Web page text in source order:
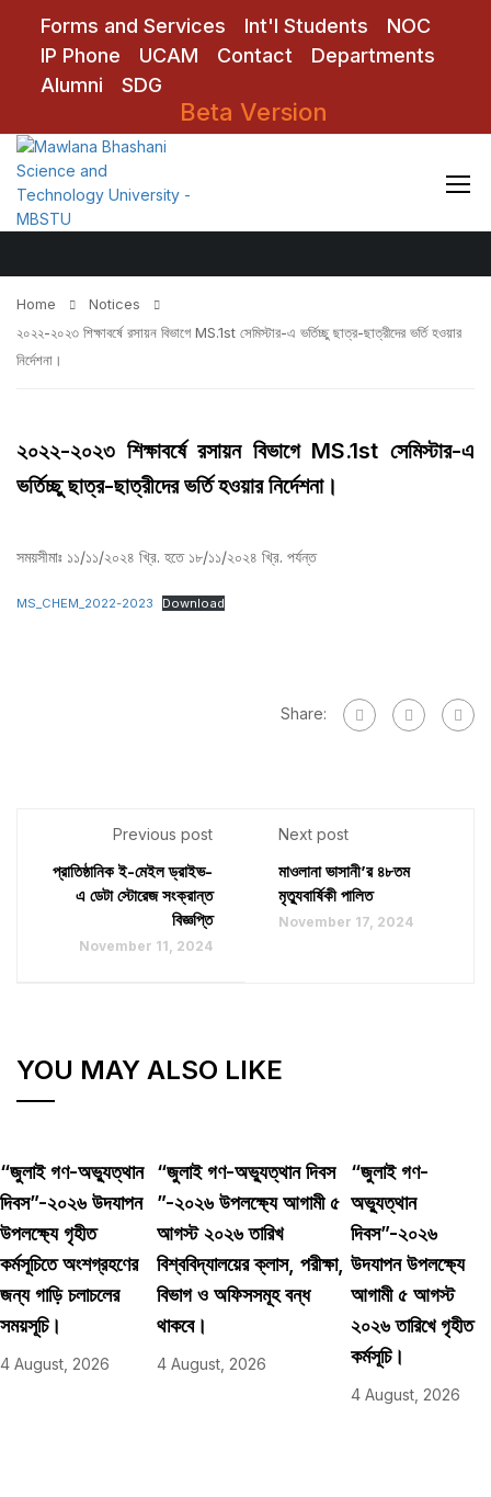
Forms and Services Int'l Students
NOC
IP Phone
UCAM Contact
Departments
Alumni
SDG
Beta Version
Notices
Home
Notices
২০২২-২০২৩ শিক্ষাবর্ষে রসায়ন বিভাগে MS.1st সেমিস্টার-এ ভর্তিচ্ছু ছাত্র-ছাত্রীদের ভর্তি হওয়ার
নির্দেশনা।
২০২২-২০২৩ শিক্ষাবর্ষে রসায়ন বিভাগে MS.1st সেমিস্টার-এ
ভর্তিচ্ছু ছাত্র-ছাত্রীদের ভর্তি হওয়ার নির্দেশনা।
সময়সীমাঃ ১১/১১/২০২৪ খ্রি. হতে ১৮/১১/২০২৪ খ্রি. পর্যন্ত
MS_CHEM_2022-2023 Download
Share:
Previous post
প্রাতিষ্ঠানিক ই-মেইল ড্রাইভ-
এ ডেটা স্টোরেজ সংক্রান্ত
বিজ্ঞপ্তি
November 11, 2024
Next post
মাওলানা ভাসানী’র ৪৮তম
মৃত্যুবার্ষিকী পালিত
November 17, 2024
YOU MAY ALSO LIKE
“জুলাই গণ-অভ্যুত্থান
দিবস”-২০২৬ উদযাপন
উপলক্ষ্যে গৃহীত
কর্মসূচিতে অংশগ্রহণের
জন্য গাড়ি চলাচলের
সময়সূচি।
4 August, 2026
“জুলাই গণ-অভ্যুত্থান দিবস
”-২০২৬ উপলক্ষ্যে আগামী ৫
আগস্ট ২০২৬ তারিখ
বিশ্ববিদ্যালয়ের ক্লাস, পরীক্ষা,
বিভাগ ও অফিসসমূহ বন্ধ
থাকবে।
4 August, 2026
“জুলাই গণ-
অভ্যুত্থান
দিবস”-২০২৬
উদযাপন উপলক্ষ্যে
আগামী ৫ আগস্ট
২০২৬ তারিখে গৃহীত
কর্মসূচি।
4 August, 2026